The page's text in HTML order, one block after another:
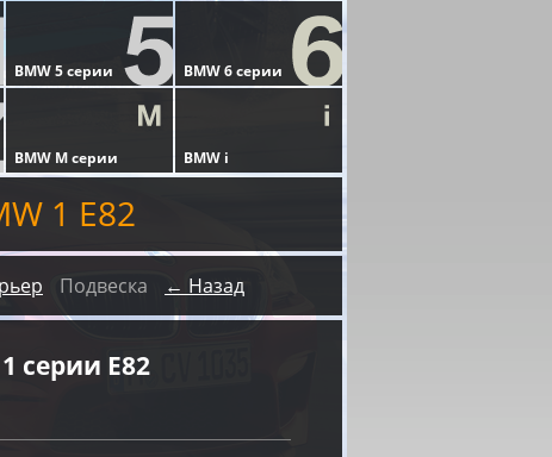
1 E82
Подвеска ← Назад
серии E82